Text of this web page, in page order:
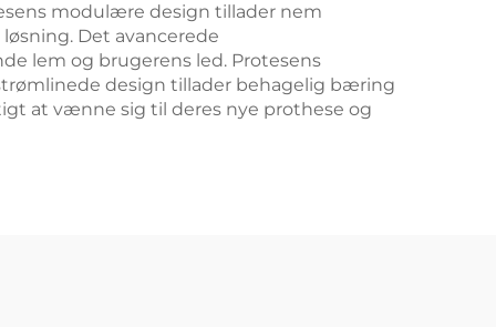
modulære design tillader nem
Det avancerede
lem og brugerens led. Protesens
design tillader behagelig bæring
at vænne sig til deres nye prothese og